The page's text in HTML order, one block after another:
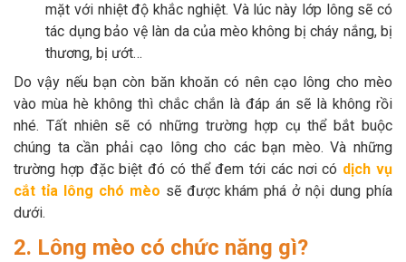
mặt với nhiệt độ khắc nghiệt. Và lúc này lớp lông sẽ có
tác dụng bảo vệ làn da của mèo không bị cháy nắng, bị
thương, bị ướt…
Do vậy nếu bạn còn băn khoăn có nên cạo lông cho mèo
vào mùa hè không thì chắc chắn là đáp án sẽ là không rồi
nhé. Tất nhiên sẽ có những trường hợp cụ thể bắt buộc
chúng ta cần phải cạo lông cho các bạn mèo. Và những
trường hợp đặc biệt đó có thể đem tới các nơi có dịch vụ
cắt tỉa lông chó mèo sẽ được khám phá ở nội dung phía
dưới.
2. Lông mèo có chức năng gì?